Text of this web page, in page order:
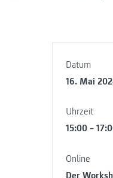
Datum
16. Mai
Uhrzeit
15:00 –
Online
Der